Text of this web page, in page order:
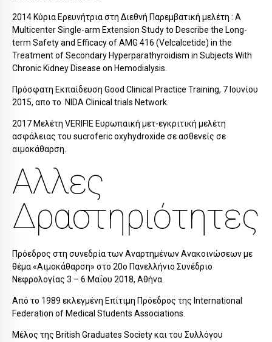
2014 Κύρια Ερευνήτρια στη Διεθνή Παρεμβατική μελέτη : A
Multicenter Single-arm Extension Study to Describe the Long-
term Safety and Efficacy of AMG 416 (Velcalcetide) in the
Treatment of Secondary Hyperparathyroidism in Subjects With
Chronic Kidney Disease on Hemodialysis.
Πρόσφατη Εκπαίδευση Good Clinical Practice Training, 7 Ιουνίου
2015, απο το NIDA Clinical trials Network.
2017 Μελέτη VERIFIE Ευρωπαική μετ-εγκριτική μελέτη
ασφάλειας του sucroferic oxyhydroxide σε ασθενείς σε
αιμοκάθαρση.
Αλλες
Δραστηριότητες
Πρόεδρος στη συνεδρία των Αναρτηµένων Ανακοινώσεων µε
θέµα «Αιµοκάθαρση» στο 20ο Πανελλήνιο Συνέδριο
Νεφρολογίας 3 – 6 Μαΐου 2018, Αθήνα.
Από το 1989 εκλεγμένη Επίτιμη Πρόεδρος της International
Federation of Medical Students Associations.
Μέλος της British Graduates Society και του Συλλόγου